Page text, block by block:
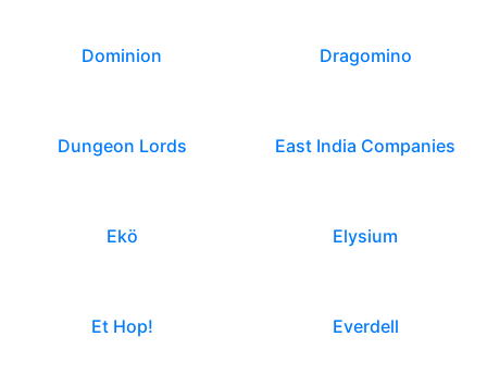
Dominion Dragomino
Dungeon Lords East India Companies
Ekö Elysium
Et Hop! Everdell